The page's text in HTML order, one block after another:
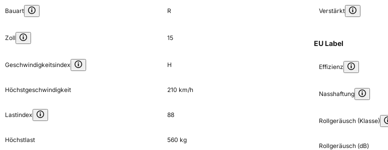
Bauart R
Zoll 15
Geschwindigkeitsindex H
Höchstgeschwindigkeit 210 km/h
Lastindex 88
Höchstlast 560 kg
Verstärkt
EU Label
Effizienz
Nasshaftung
Rollgeräusch (Klasse)
Rollgeräusch (dB)